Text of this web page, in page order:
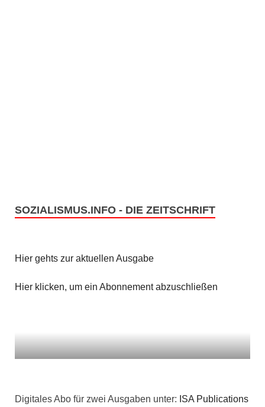
SOZIALISMUS.INFO - DIE ZEITSCHRIFT
Hier gehts zur aktuellen Ausgabe
Hier klicken, um ein Abonnement abzuschließen
Digitales Abo für zwei Ausgaben unter: ISA Publications